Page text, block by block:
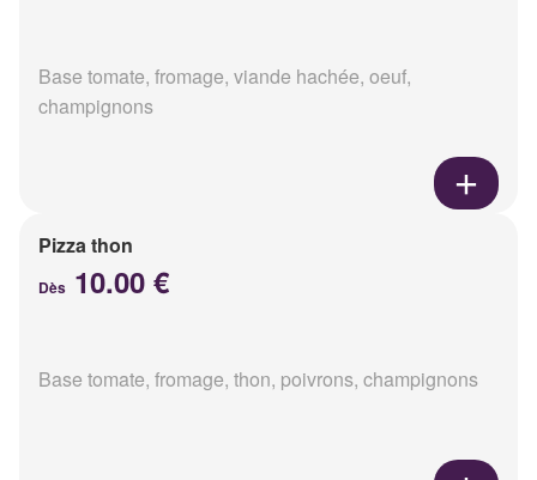
Base tomate, fromage, viande hachée, oeuf,
champignons
Pizza thon
Dès 10.00 €
Base tomate, fromage, thon, poivrons, champignons